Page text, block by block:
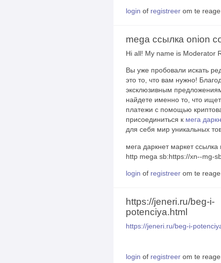
login of registreer om te
mega ссылка onion
Hi all! My name is Moderator
Вы уже пробовали искать
это то, что вам нужно!
эксклюзивным
найдете именно то, что
платежи с помощью
присоединиться к мега
для себя мир уникальных
мега даркнет маркет
http mega sb:https://xn--mg-
login of registreer om te
https://jeneri.ru/beg-i-
potenciya.html
https://jeneri.ru/beg-i-
login of registreer om te